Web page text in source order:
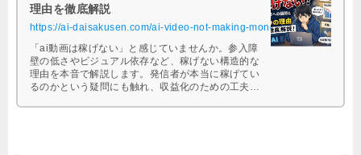
理由を徹底解説
https://ai-daisakusen.com/ai-video-not-making-money/
「ai動画は稼げない」と感じていませんか。参入障
壁の低さやビジュアル依存など、稼げない構造的な
理由を本音で解説します。発信者が本当に稼げてい
るのかという疑問にも触れ、収益化のための工夫や